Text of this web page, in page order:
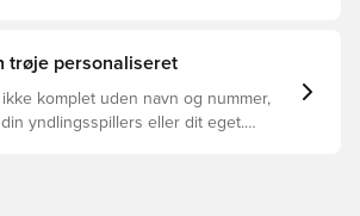
trøje personaliseret
komplet uden navn og nummer,
yndlingsspillers eller dit eget.